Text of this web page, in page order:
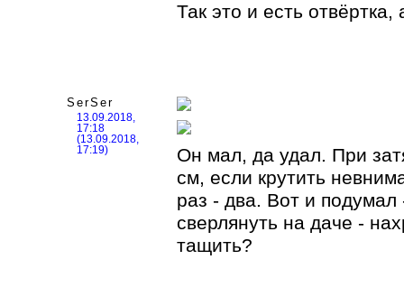
Так это и есть
SerSer
13.09.2018,
17:18
(13.09.2018,
17:19)
Он мал, да удал. При
см, если крутить
раз - два. Вот и
сверлянуть на даче -
тащить?